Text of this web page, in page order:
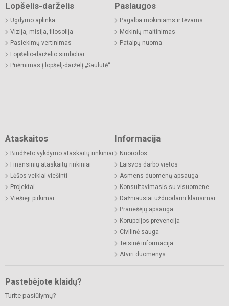
Lopšelis-darželis
Ugdymo aplinka
Vizija, misija, filosofija
Pasiekimų vertinimas
Lopšelio-darželio simboliai
Priėmimas į lopšelį-darželį „Saulutė“
Paslaugos
Pagalba mokiniams ir tėvams
Mokinių maitinimas
Patalpų nuoma
Ataskaitos
Biudžeto vykdymo ataskaitų rinkiniai
Finansinių ataskaitų rinkiniai
Lėšos veiklai viešinti
Projektai
Viešieji pirkimai
Informacija
Nuorodos
Laisvos darbo vietos
Asmens duomenų apsauga
Konsultavimasis su visuomene
Dažniausiai užduodami klausimai
Pranešėjų apsauga
Korupcijos prevencija
Civilinė sauga
Teisinė informacija
Atviri duomenys
Pastebėjote klaidų?
Turite pasiūlymų?